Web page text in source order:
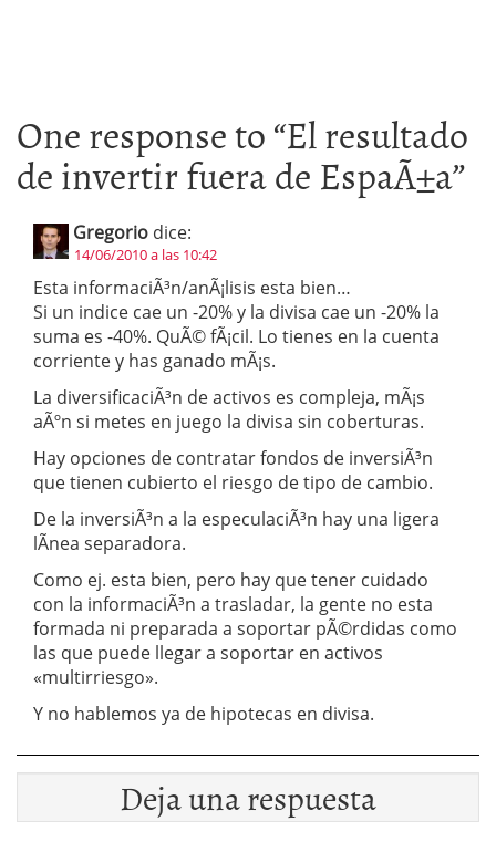
One response to “El resultado
de invertir fuera de EspaÃ±a”
Gregorio dice:
14/06/2010 a las 10:42
Esta informaciÃ³n/anÃ¡lisis esta bien…
Si un indice cae un -20% y la divisa cae un -20% la
suma es -40%. QuÃ© fÃ¡cil. Lo tienes en la cuenta
corriente y has ganado mÃ¡s.
La diversificaciÃ³n de activos es compleja, mÃ¡s
aÃºn si metes en juego la divisa sin coberturas.
Hay opciones de contratar fondos de inversiÃ³n
que tienen cubierto el riesgo de tipo de cambio.
De la inversiÃ³n a la especulaciÃ³n hay una ligera
lÃ­nea separadora.
Como ej. esta bien, pero hay que tener cuidado
con la informaciÃ³n a trasladar, la gente no esta
formada ni preparada a soportar pÃ©rdidas como
las que puede llegar a soportar en activos
«multirriesgo».
Y no hablemos ya de hipotecas en divisa.
Deja una respuesta